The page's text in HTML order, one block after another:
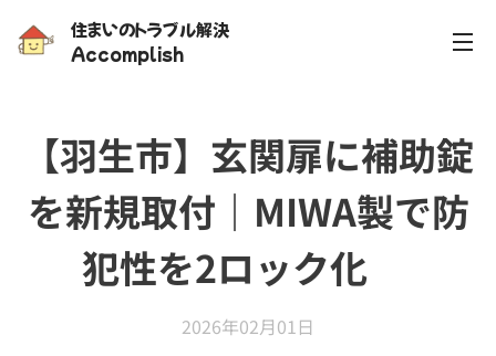
住まいのトラブル解決
Accomplish
【羽生市】玄関扉に補助錠
を新規取付｜MIWA製で防
犯性を2ロック化✨
2026年02月01日